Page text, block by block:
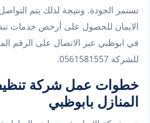
تستمر الجودة. ونتيجة لذلك يتم
الايمان للحصول على أرخص خدمات
في ابوظبي عبر الاتصال على الرقم
للشركة 0561581557.
خطوات عمل شركة
المنازل بابوظبي